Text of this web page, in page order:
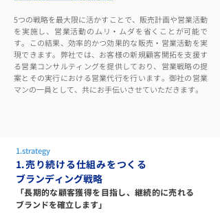
5つの戦略を最大限に活かすことで、販売計画や営業活動
を実施し、営業活動のムリ・ムダを省くことが可能で
す。この結果、効率的かつ効果的な販売・営業活動を実
現できます。弊社では、お客様の新規顧客開拓を支援す
る営業コンサルティングを提供しており、営業戦略の提
案とその実行における営業代行を行います。御社の営業
マンの一員として、共にお手伝いさせていただきます。
1.strategy
1.売り続ける仕組みをつくる
ブランディング戦略
「長期的な顧客獲得を目指し、継続的に売れる
ブランドを確立します」